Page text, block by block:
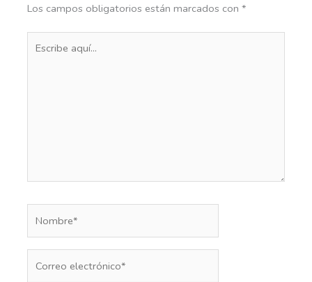
Los campos obligatorios están marcados con*
aquí...
electrónico*